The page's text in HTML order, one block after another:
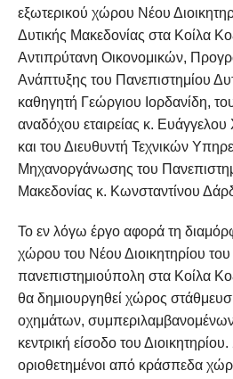
εξωτερικού χώρου Νέου
Δυτικής Μακεδονίας στα Κοίλα
Αντιπρύτανη Οικονομικών,
Ανάπτυξης του Πανεπιστημίου
καθηγητή Γεώργιου Ιορδανίδη,
αναδόχου εταιρείας κ.
και του Διευθυντή Τεχνικών
Μηχανοργάνωσης του
Μακεδονίας κ. Κωνσταντίνου
Το εν λόγω έργο αφορά τη
χώρου του Νέου Διοικητηρίου
πανεπιστημιούπολη στα Κοίλα
θα δημιουργηθεί χώρος
οχημάτων,
κεντρική είσοδο του
οριοθετημένοι από κράσπεδα